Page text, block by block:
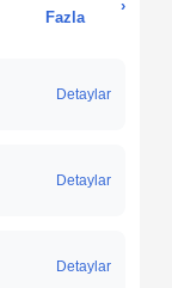
Fazla
›
Detaylar
Detaylar
Detaylar